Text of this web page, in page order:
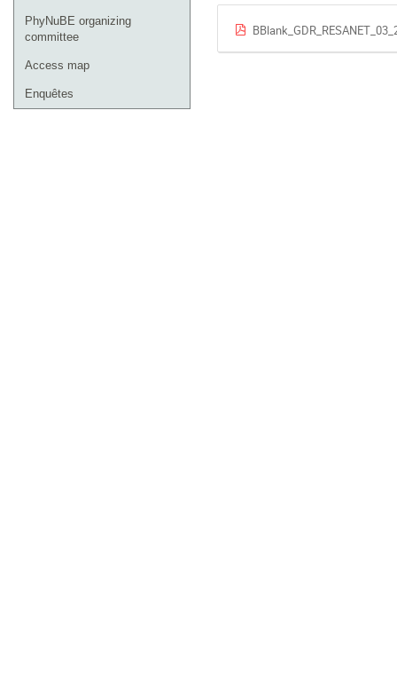
PhyNuBE organizing
committee
Access map
Enquêtes